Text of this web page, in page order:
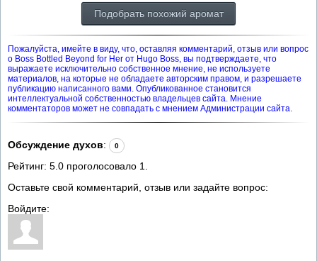
Подобрать похожий аромат
Пожалуйста, имейте в виду, что, оставляя комментарий, отзыв или вопрос
о Boss Bottled Beyond for Her от Hugo Boss, вы подтверждаете, что
выражаете исключительно собственное мнение, не используете
материалов, на которые не обладаете авторским правом, и разрешаете
публикацию написанного вами. Опубликованное становится
интеллектуальной собственностью владельцев сайта. Мнение
комментаторов может не совпадать с мнением Администрации сайта.
Обсуждение духов: 0
Рейтинг: 5.0 проголосовало 1
Оставьте свой комментарий, отзыв или задайте вопрос:
Войдите: